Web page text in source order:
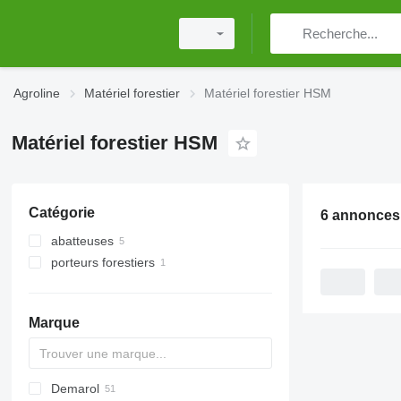
Agroline Matériel forestier Matériel forestier HSM
Matériel forestier HSM
Catégorie
abatteuses
porteurs forestiers
Marque
MINI
CK
Demarol
6